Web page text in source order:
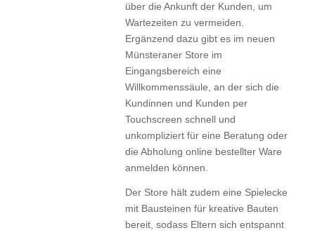
über die Ankunft der Kunden, um
Wartezeiten zu vermeiden.
Ergänzend dazu gibt es im neuen
Münsteraner Store im
Eingangsbereich eine
Willkommenssäule, an der sich die
Kundinnen und Kunden per
Touchscreen schnell und
unkompliziert für eine Beratung oder
die Abholung online bestellter Ware
anmelden können.
Der Store hält zudem eine Spielecke
mit Bausteinen für kreative Bauten
bereit, sodass Eltern sich entspannt